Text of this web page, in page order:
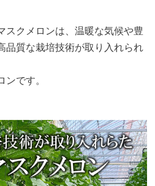
スクメロンは、温暖な気候や豊
品質な栽培技術が取り入れられ
です。